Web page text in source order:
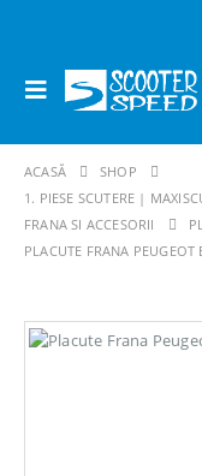
ACASĂ
SHOP
1. PIESE SCUTERE |
FRANA SI ACCESORII
PLACUTE FRANA PEUGEOT